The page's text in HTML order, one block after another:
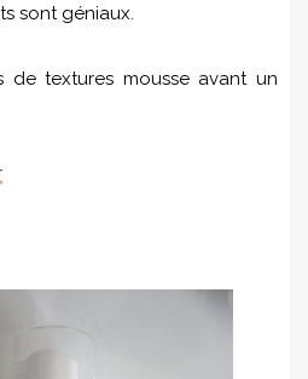
sont géniaux.
de textures mousse avant un